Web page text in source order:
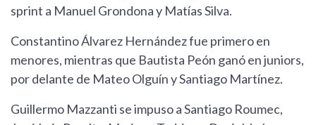
sprint a Manuel Grondona y Matías Silva.
Constantino Álvarez Hernández fue primero en
menores, mientras que Bautista Peón ganó en juniors,
por delante de Mateo Olguín y Santiago Martínez.
Guillermo Mazzanti se impuso a Santiago Roumec,